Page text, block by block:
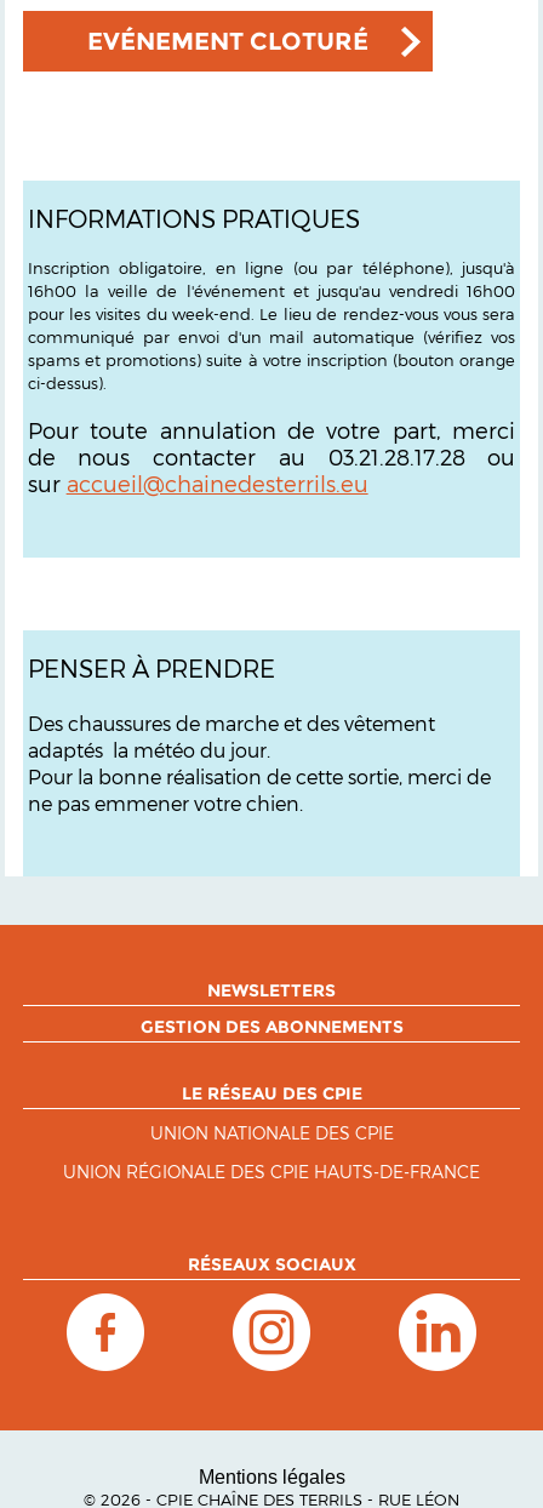
EVÉNEMENT CLOTURÉ
INFORMATIONS PRATIQUES
Inscription obligatoire, en ligne (ou par téléphone), jusqu'à
16h00 la veille de l'événement et jusqu'au vendredi 16h00
pour les visites du week-end. Le lieu de rendez-vous vous sera
communiqué par envoi d'un mail automatique (vérifiez vos
spams et promotions) suite à votre inscription (bouton orange
ci-dessus).
Pour toute annulation de votre part, merci
de nous contacter au 03.21.28.17.28 ou
sur accueil@chainedesterrils.eu
PENSER À PRENDRE
Des chaussures de marche et des vêtement
adaptés la météo du jour.
Pour la bonne réalisation de cette sortie, merci de
ne pas emmener votre chien.
NEWSLETTERS
GESTION DES ABONNEMENTS
LE RÉSEAU DES CPIE
UNION NATIONALE DES CPIE
UNION RÉGIONALE DES CPIE HAUTS-DE-FRANCE
RÉSEAUX SOCIAUX
Mentions légales
© 2026 - CPIE CHAÎNE DES TERRILS - RUE LÉON